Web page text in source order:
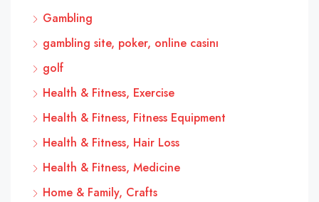
Gambling
gambling site, poker, online casinı
golf
Health & Fitness, Exercise
Health & Fitness, Fitness Equipment
Health & Fitness, Hair Loss
Health & Fitness, Medicine
Home & Family, Crafts